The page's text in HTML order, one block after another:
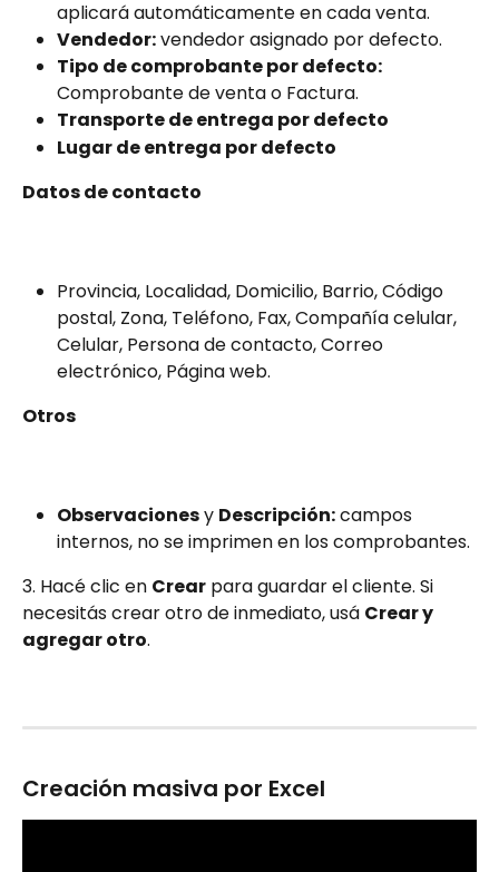
aplicará automáticamente en cada venta.
Vendedor: vendedor asignado por defecto.
Tipo de comprobante por defecto:
Comprobante de venta o Factura.
Transporte de entrega por defecto
Lugar de entrega por defecto
Datos de contacto
Provincia, Localidad, Domicilio, Barrio, Código
postal, Zona, Teléfono, Fax, Compañía celular,
Celular, Persona de contacto, Correo
electrónico, Página web.
Otros
Observaciones y Descripción: campos
internos, no se imprimen en los comprobantes.
3. Hacé clic en Crear para guardar el cliente. Si
necesitás crear otro de inmediato, usá Crear y
agregar otro.
Creación masiva por Excel